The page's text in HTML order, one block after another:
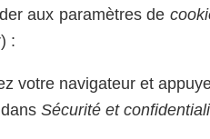
aux paramètres de
:
votre navigateur et
Sécurité et